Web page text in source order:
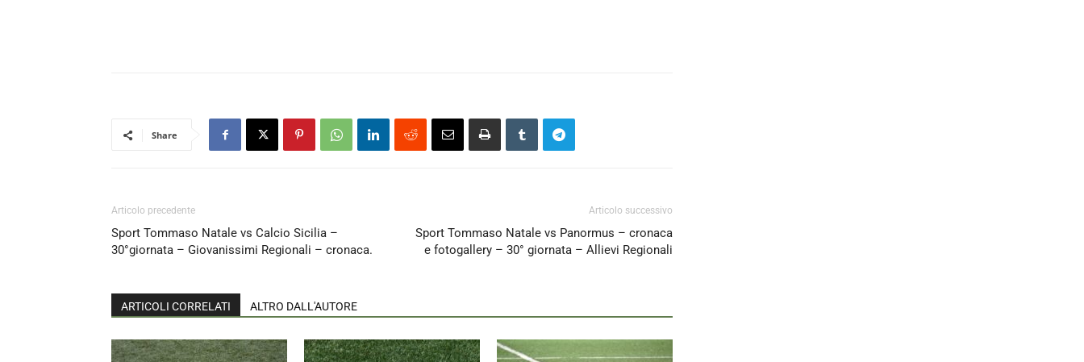
Share
Articolo precedente
Sport Tommaso Natale vs Calcio Sicilia –
30°giornata – Giovanissimi Regionali – cronaca.
Articolo successivo
Sport Tommaso Natale vs Panormus – cronaca
e fotogallery – 30° giornata – Allievi Regionali
ARTICOLI CORRELATI ALTRO DALL'AUTORE